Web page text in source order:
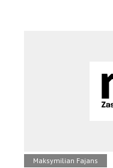
Maksymilian Fajans